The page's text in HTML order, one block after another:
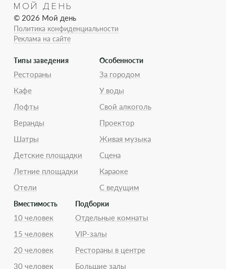
МОЙ ДЕНЬ
© 2026 Мой день
Политика конфиденциальности
Реклама на сайте
Типы заведения
Рестораны
Кафе
Лофты
Веранды
Шатры
Детские площадки
Летние площадки
Отели
Особенности
За городом
У воды
Свой алкоголь
Проектор
Живая музыка
Сцена
Караоке
С ведущим
Вместимость
10 человек
15 человек
20 человек
30 человек
Подборки
Отдельные комнаты
VIP-залы
Рестораны в центре
Большие залы